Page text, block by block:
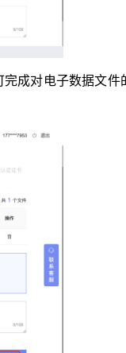
成对电子数据文件